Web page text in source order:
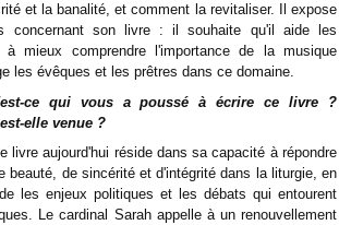
et la banalité, et comment la revitaliser. Il expose
concernant son livre : il souhaite qu'il aide les
à mieux comprendre l'importance de la musique
les évêques et les prêtres dans ce domaine.
ce qui vous a poussé à écrire ce livre ?
elle venue ?
livre aujourd'hui réside dans sa capacité à répondre
beauté, de sincérité et d'intégrité dans la liturgie, en
les enjeux politiques et les débats qui entourent
Le cardinal Sarah appelle à un renouvellement